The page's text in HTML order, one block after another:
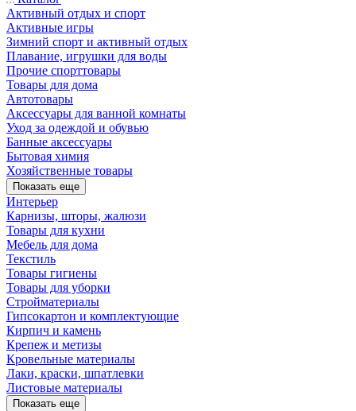
Активный отдых и спорт
Активные игры
Зимний спорт и активный отдых
Плавание, игрушки для воды
Прочие спорттовары
Товары для дома
Автотовары
Аксессуары для ванной комнаты
Уход за одеждой и обувью
Банные аксессуары
Бытовая химия
Хозяйственные товары
Показать еще
Интерьер
Карнизы, шторы, жалюзи
Товары для кухни
Мебель для дома
Текстиль
Товары гигиены
Товары для уборки
Стройматериалы
Гипсокартон и комплектующие
Кирпич и камень
Крепеж и метизы
Кровельные материалы
Лаки, краски, шпатлевки
Листовые материалы
Показать еще